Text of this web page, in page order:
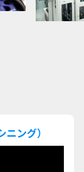
ング）